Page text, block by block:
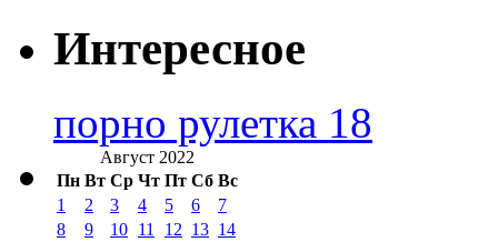
Интересное
порно рулетка 18
Август 2022
Пн Вт Ср Чт Пт Сб Вс
1 2 3 4 5 6
7
8
9 10 11 12 13 14